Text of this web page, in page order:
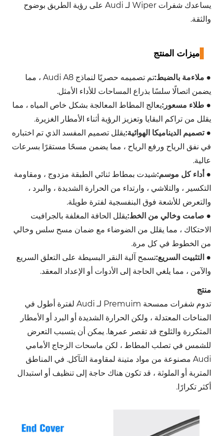
يساعدك شفرات Wiper لـ Audi على رؤية الطريق بوضوح
والثقة.
ميزات المنتج
● ملاءمة بالضبط:
تم تصميمه حصريًا لنماذج Audi A8 ، مما
يضمن اتصالًا سلسًا بذراع المساحات للأداء الأمثل.
● طلاء مسعور:يعالج المطاط المعالجة بشكل خاص المياه ، مما
يقلل من تراكم البقايا وتعزيز الرؤية أثناء الأمطار الغزيرة.
●تصميم الديناميكا الهوائية:يقلل تصميم المفسد الذي تم اختباره
في نفق الرياح ورفع الرياح ، مما يضمن مسحًا مستقرًا بسرعات
عالية.
● أداء كل موسم:شيدت بمطاط ثنائي الطبقة مزدوج ، ومقاومة
التكسير ، والتلاشي ، وارتداء من الحرارة الشديدة ، والبرد ،
والتعرض للأشعة فوق البنفسجية لفترة طويلة.
● صامت وخالي من الخط:يقلل الحافة المغلفة بالجرافيت
الاحتكاك ، مما يقلل من الضوضاء مع ضمان مسح سلس وخالي
من الخطوط في كل مرة.
● التثبيت السريع:تسمح آلية النقر البسيطة على التعلق السريع
والآمن ، مما يلغي الحاجة إلى الأدوات أو الإعداد المعقد.
منتج
تدوم شفرات ممسحة Premuim لـ Audi لفترة أطول في
المناخات المعتدلة ، ولكن الحرارة الشديدة أو البرد أو الأمطار
المتكررة والثلوج قد تقصر عمرها. يمكن أن يتسبب التعرض
للشمس في تصلب المطاط ، لكن ماسحات الزجاج الأمامي
Audi مصنوعة من مواد متينة لمقاومة التآكل. في المناطق
المتربة أو الملوثة ، قد تكون هناك حاجة إلى تنظيف أو استبدال
أكثر تكرارًا.